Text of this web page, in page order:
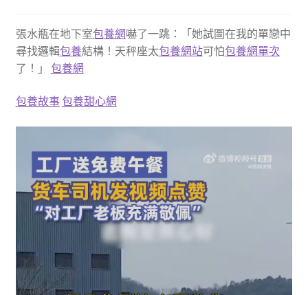
張水瓶在地下室包養網嚇了一跳：「她試圖在我的單戀中
尋找邏輯包養結構！天秤座太包養網站可怕包養網單次
了！」 包養網
包養故事包養甜心網